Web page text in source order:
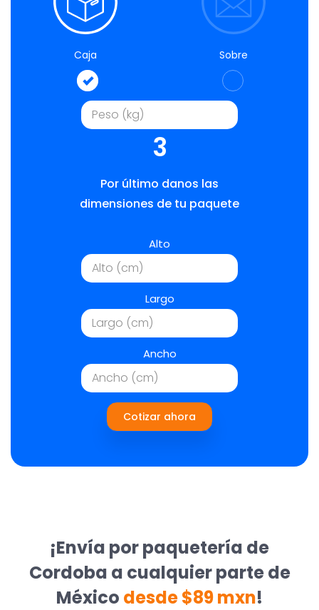
Caja Sobre
3
Por último danos las
dimensiones de tu paquete
Alto
Largo
Ancho
Cotizar ahora
¡Envía por paquetería de
Cordoba a cualquier parte de
México desde $89 mxn!